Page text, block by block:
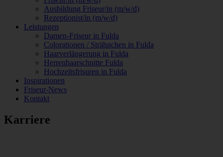
Ausbildung Friseur/in (m/w/d)
Rezeptionist/in (m/w/d)
Leistungen
Damen-Friseur in Fulda
Colorationen / Strähnchen in Fulda
Haarverlängerung in Fulda
Herrenhaarschnitte Fulda
Hochzeitsfrisuren in Fulda
Inspirationen
Friseur-News
Kontakt
Karriere